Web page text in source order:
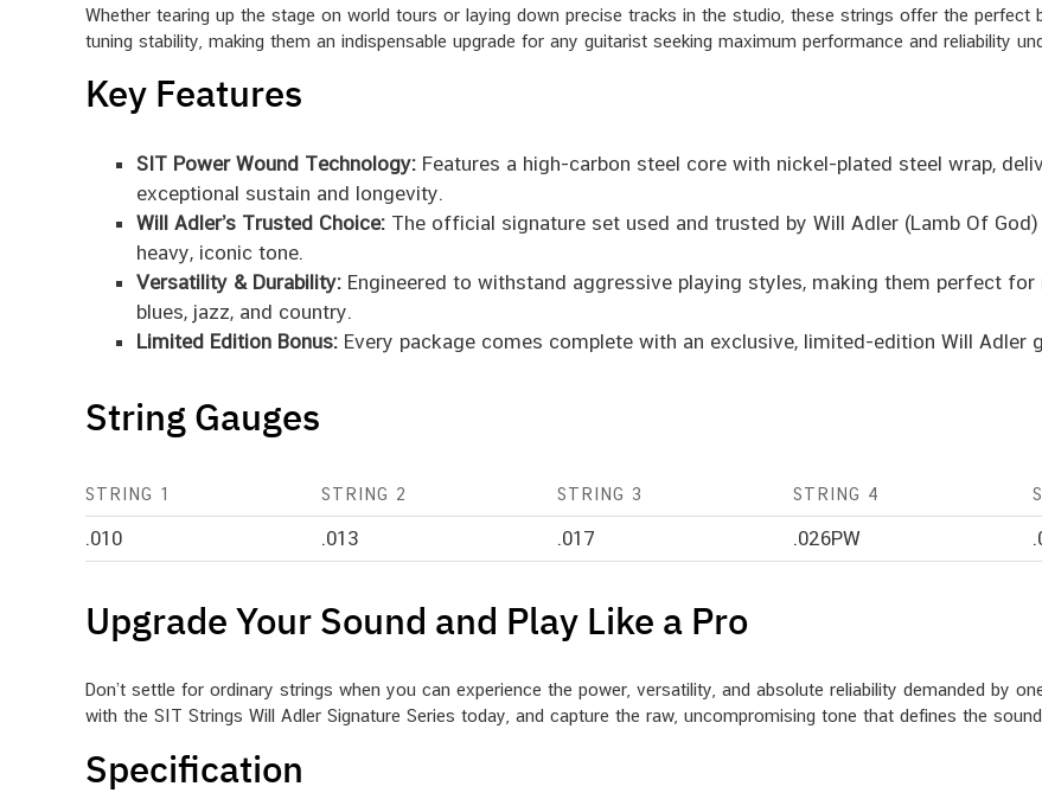
Whether tearing up the stage on world tours or laying down precise tracks in the studio, these strings offer the perfect
tuning stability, making them an indispensable upgrade for any guitarist seeking maximum performance and reliability
Key Features
SIT Power Wound Technology:Features a high-carbon steel core with nickel-plated steel wrap,
exceptional sustain and longevity.
Will Adler’s Trusted Choice:The official signature set used and trusted by Will Adler (Lamb Of
heavy, iconic tone.
Versatility & Durability:Engineered to withstand aggressive playing styles, making them perfect
blues, jazz, and country.
Limited Edition Bonus:Every package comes complete with an exclusive, limited-edition Will Adler
String Gauges
STRING 1 STRING 2 STRING 3 STRING 4
.010 .013 .017 .026PW
Upgrade Your Sound and Play Like a Pro
Don’t settle for ordinary strings when you can experience the power, versatility, and absolute reliability demanded by
with the SIT Strings Will Adler Signature Series today, and capture the raw, uncompromising tone that defines the
Specification